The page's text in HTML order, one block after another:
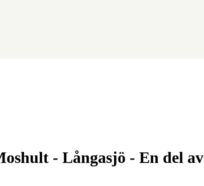
- Långasjö - En del av